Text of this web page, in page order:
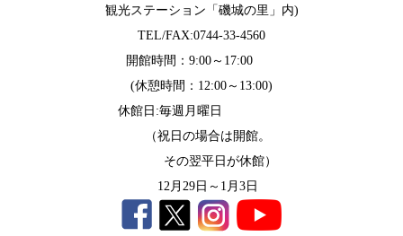
観光ステーション「磯城の里」内)
TEL/FAX:0744-33-4560
開館時間：9:00～17:00
(休憩時間：12:00～13:00)
休館日:毎週月曜日
（祝日の場合は開館。
その翌平日が休館）
12月29日～1月3日